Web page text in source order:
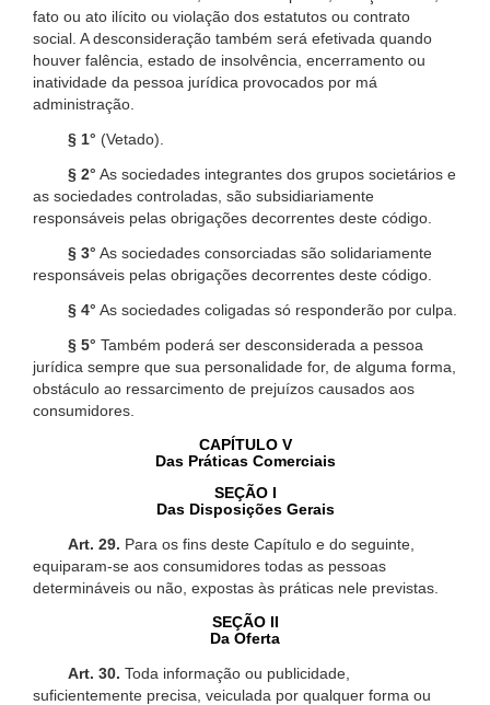
fato ou ato ilícito ou violação dos estatutos ou contrato
social. A desconsideração também será efetivada quando
houver falência, estado de insolvência, encerramento ou
inatividade da pessoa jurídica provocados por má
administração.
§ 1° (Vetado).
§ 2° As sociedades integrantes dos grupos societários e
as sociedades controladas, são subsidiariamente
responsáveis pelas obrigações decorrentes deste código.
§ 3° As sociedades consorciadas são solidariamente
responsáveis pelas obrigações decorrentes deste código.
§ 4° As sociedades coligadas só responderão por culpa.
§ 5° Também poderá ser desconsiderada a pessoa
jurídica sempre que sua personalidade for, de alguma forma,
obstáculo ao ressarcimento de prejuízos causados aos
consumidores.
CAPÍTULO V
Das Práticas Comerciais
SEÇÃO I
Das Disposições Gerais
Art. 29. Para os fins deste Capítulo e do seguinte,
equiparam-se aos consumidores todas as pessoas
determináveis ou não, expostas às práticas nele previstas.
SEÇÃO II
Da Oferta
Art. 30. Toda informação ou publicidade,
suficientemente precisa, veiculada por qualquer forma ou